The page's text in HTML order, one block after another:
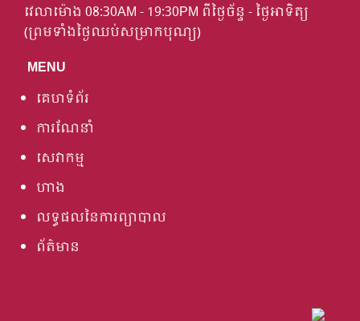
វេលាម៉ោង 08:30AM - 19:30PM ពីថ្ងៃច័ន្ទ - ថ្ងៃអាទិត្យ
(ព្រមទាំងថ្ងៃឈប់សម្រាកបុណ្យ)
MENU
គេហទំព័រ
ការណែនាំ
សេវាកម្ម
ហាង
លទ្ធផលនៃការព្យាបាល
ព័ត៌មាន